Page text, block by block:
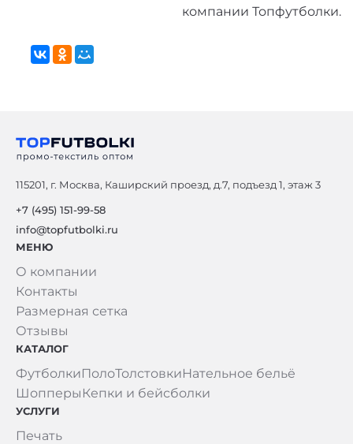
компании Топфутболки.
115201, г. Москва, Каширский проезд, д.7, подъезд 1, этаж 3
+7 (495) 151-99-58
info@topfutbolki.ru
МЕНЮ
О компании
Контакты
Размерная сетка
Отзывы
КАТАЛОГ
ФутболкиПолоТолстовкиНательное бельё
Шопперы Кепки и бейсболки
УСЛУГИ
Печать